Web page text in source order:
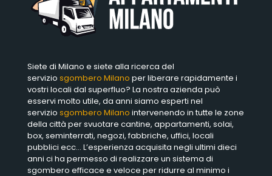
Siete di Milano e siete alla ricerca del
servizio sgombero Milano per liberare rapidamente i
vostri locali dal superfluo? La nostra azienda può
esservi molto utile, da anni siamo esperti nel
servizio sgombero Milano intervenendo in tutte le zone
della città per svuotare cantine, appartamenti, solai,
box, seminterrati, negozi, fabbriche, uffici, locali
pubblici ecc… L’esperienza acquisita negli ultimi dieci
anni ci ha permesso di realizzare un sistema di
sgombero efficace e veloce per ridurre al minimo i